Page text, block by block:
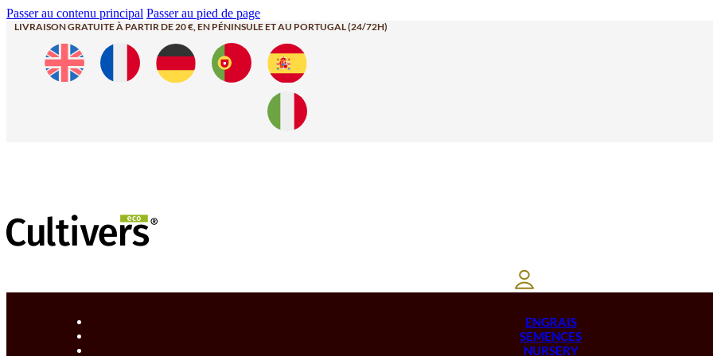
Passer au contenu principal Passer au pied de page
LIVRAISON GRATUITE À PARTIR DE 20 €, EN PÉNINSULE ET AU PORTUGAL (24/72H)
ENGRAIS
SEMENCES
NURSERY